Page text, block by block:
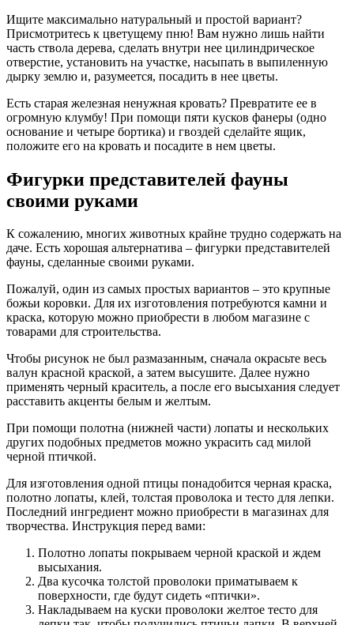
Ищите максимально натуральный и простой вариант?
Присмотритесь к цветущему пню! Вам нужно лишь найти
часть ствола дерева, сделать внутри нее цилиндрическое
отверстие, установить на участке, насыпать в выпиленную
дырку землю и, разумеется, посадить в нее цветы.
Есть старая железная ненужная кровать? Превратите ее в
огромную клумбу! При помощи пяти кусков фанеры (одно
основание и четыре бортика) и гвоздей сделайте ящик,
положите его на кровать и посадите в нем цветы.
Фигурки представителей фауны
своими руками
К сожалению, многих животных крайне трудно содержать на
даче. Есть хорошая альтернатива – фигурки представителей
фауны, сделанные своими руками.
Пожалуй, один из самых простых вариантов – это крупные
божьи коровки. Для их изготовления потребуются камни и
краска, которую можно приобрести в любом магазине с
товарами для строительства.
Чтобы рисунок не был размазанным, сначала окрасьте весь
валун красной краской, а затем высушите. Далее нужно
применять черный краситель, а после его высыхания следует
расставить акценты белым и желтым.
При помощи полотна (нижней части) лопаты и нескольких
других подобных предметов можно украсить сад милой
черной птичкой.
Для изготовления одной птицы понадобится черная краска,
полотно лопаты, клей, толстая проволока и тесто для лепки.
Последний ингредиент можно приобрести в магазинах для
творчества. Инструкция перед вами:
Полотно лопаты покрываем черной краской и ждем
высыхания.
Два кусочка толстой проволоки приматываем к
поверхности, где будут сидеть «птички».
Накладываем на куски проволоки желтое тесто для